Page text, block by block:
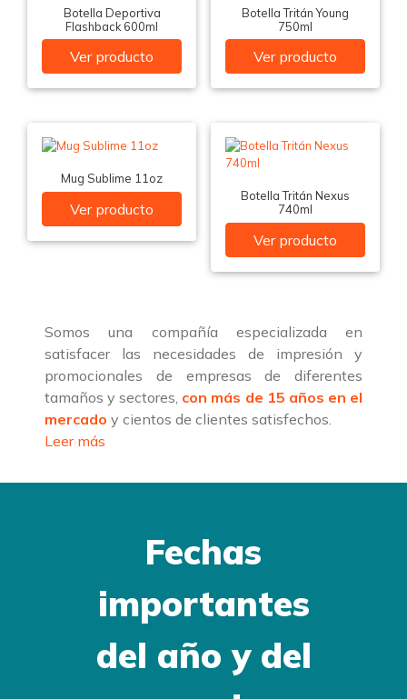
Botella Deportiva
Flashback 600ml
Ver producto
Botella Tritán Young
750ml
Ver producto
Mug Sublime 11oz
Ver producto
Botella Tritán Nexus
740ml
Ver producto
Somos una compañía especializada en
satisfacer las necesidades de impresión y
promocionales de empresas de diferentes
tamaños y sectores, con más de 15 años en el
mercado y cientos de clientes satisfechos.
Leer más
Fechas
importantes
del año y del